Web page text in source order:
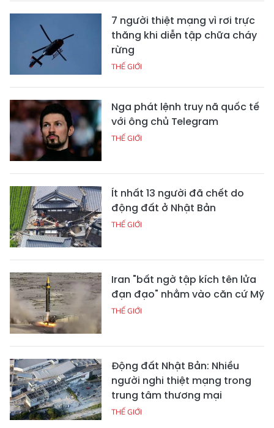
7 người thiệt mạng vì rơi trực
thăng khi diễn tập chữa cháy
rừng
THẾ GIỚI
Nga phát lệnh truy nã quốc tế
với ông chủ Telegram
THẾ GIỚI
Ít nhất 13 người đã chết do
động đất ở Nhật Bản
THẾ GIỚI
Iran "bất ngờ tập kích tên lửa
đạn đạo" nhằm vào căn cứ Mỹ
THẾ GIỚI
Động đất Nhật Bản: Nhiều
người nghi thiệt mạng trong
trung tâm thương mại
THẾ GIỚI